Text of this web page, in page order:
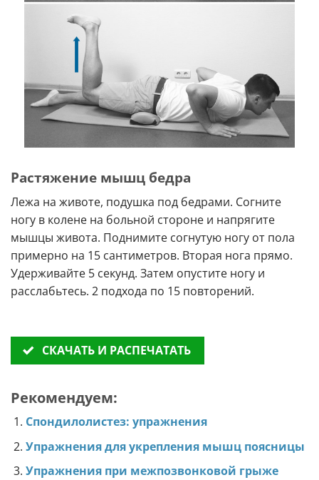
Растяжение мышц бедра
Лежа на животе, подушка под бедрами. Согните
ногу в колене на больной стороне и напрягите
мышцы живота. Поднимите согнутую ногу от пола
примерно на 15 сантиметров. Вторая нога прямо.
Удерживайте 5 секунд. Затем опустите ногу и
расслабьтесь. 2 подхода по 15 повторений.
СКАЧАТЬ И РАСПЕЧАТАТЬ
Рекомендуем:
Спондилолистез: упражнения
Упражнения для укрепления мышц поясницы
Упражнения при межпозвонковой грыже